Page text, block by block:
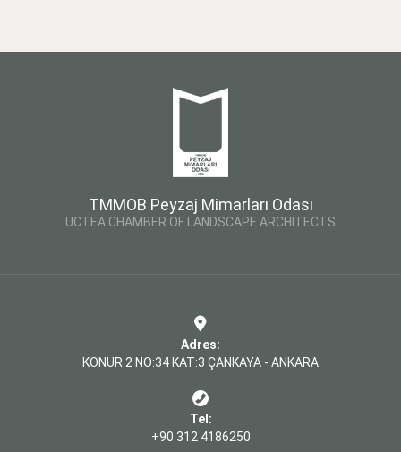
TMMOB Peyzaj Mimarları Odası
UCTEA CHAMBER OF LANDSCAPE ARCHITECTS
Adres:
KONUR 2 NO:34 KAT:3 ÇANKAYA - ANKARA
Tel:
+90 312 4186250